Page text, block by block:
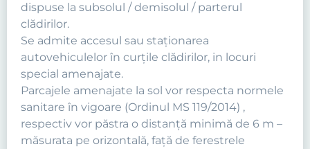
dispuse la subsolul / demisolul / parterul
clădirilor.
Se admite accesul sau staţionarea
autovehiculelor în curţile clădirilor, in locuri
special amenajate.
Parcajele amenajate la sol vor respecta normele
sanitare în vigoare (Ordinul MS 119/2014) ,
respectiv vor păstra o distanţă minimă de 6 m –
măsurata pe orizontală, faţă de ferestrele